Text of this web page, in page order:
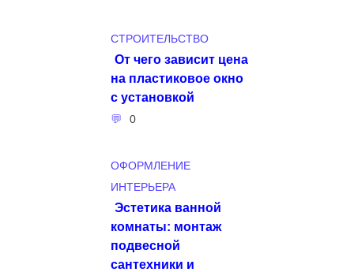
СТРОИТЕЛЬСТВО
От чего зависит цена
на пластиковое окно
с установкой
0
ОФОРМЛЕНИЕ
ИНТЕРЬЕРА
Эстетика ванной
комнаты: монтаж
подвесной
сантехники и